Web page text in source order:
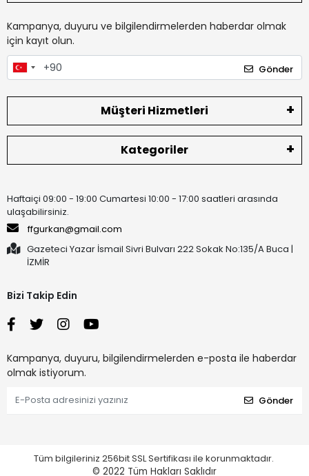
Kampanya, duyuru ve bilgilendirmelerden haberdar olmak
için kayıt olun.
Gönder
Müşteri Hizmetleri
Kategoriler
Haftaiçi 09:00 - 19:00 Cumartesi 10:00 - 17:00 saatleri arasında
ulaşabilirsiniz.
ffgurkan@gmail.com
Gazeteci Yazar İsmail Sivri Bulvarı 222 Sokak No:135/A Buca |
İZMİR
Bizi Takip Edin
Kampanya, duyuru, bilgilendirmelerden e-posta ile haberdar
olmak istiyorum.
Gönder
Tüm bilgileriniz 256bit SSL Sertifikası ile korunmaktadır.
© 2022 Tüm Hakları Saklıdır